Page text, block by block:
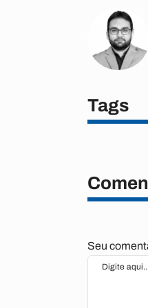
Tags
Seu